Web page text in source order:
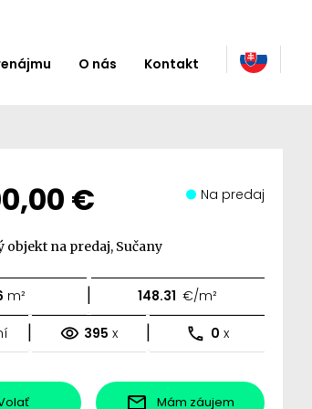
O nás Kontakt
€ Na predaj
objekt na predaj, Sučany
m² | 148.31 €/m²
| 395 x | 0 x
Mám záujem